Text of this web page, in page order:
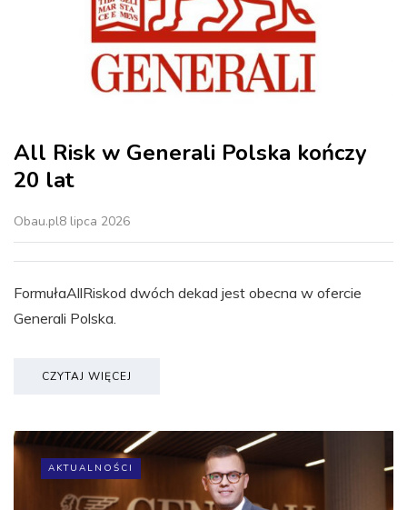
All Risk w Generali Polska kończy
20 lat
Obau.pl8 lipca 2026
FormułaAllRiskod dwóch dekad jest obecna w ofercie
Generali Polska.
CZYTAJ WIĘCEJ
AKTUALNOŚCI